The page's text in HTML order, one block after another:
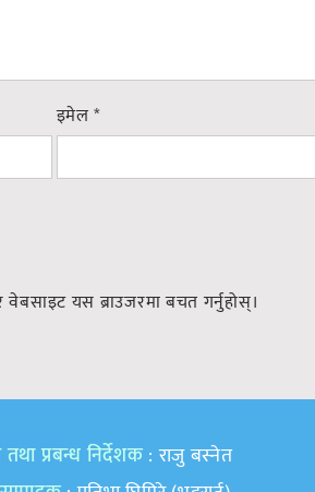
इमेल*
वेबसाइट यस ब्राउजरमा बचत गर्नुहोस्।
प्रबन्ध निर्देशक : राजु बस्नेत